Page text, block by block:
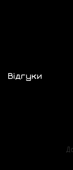
Відгуки